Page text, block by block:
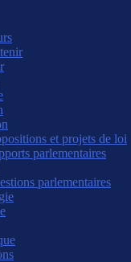
et projets de loi
parlementaires
parlementaires